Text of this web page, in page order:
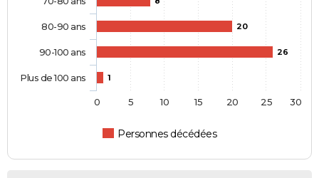
20
26
1
Personnes décédées
80-90 ans
90-100 ans
Plus de 100 ans
0 5 10 15 20 25 30